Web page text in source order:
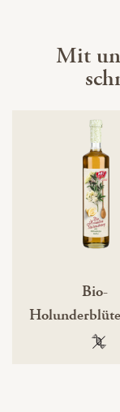
Mit
Bio-
100